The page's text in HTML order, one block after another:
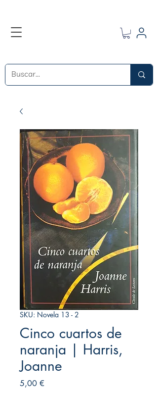
SKU: Novela 13 - 2
Cinco cuartos de
naranja | Harris,
Joanne
5,00 €